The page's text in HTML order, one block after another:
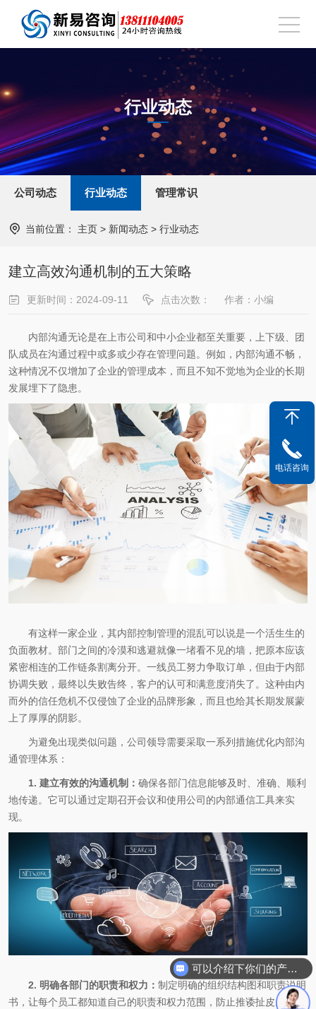
行业动态
公司动态 行业动态 管理常识
当前位置： 主页 > 新闻动态 > 行业动态
建立高效沟通机制的五大策略
更新时间：2024-09-11 点击次数： 作者：小编
内部沟通无论是在上市公司和中小企业都至关重要，上下级、团
队成员在沟通过程中或多或少存在管理问题。例如，内部沟通不畅，
这种情况不仅增加了企业的管理成本，而且不知不觉地为企业的长期
发展埋下了隐患。
有这样一家企业，其内部控制管理的混乱可以说是一个活生生的
负面教材。部门之间的冷漠和逃避就像一堵看不见的墙，把原本应该
紧密相连的工作链条割离分开。一线员工努力争取订单，但由于内部
协调失败，最终以失败告终，客户的认可和满意度消失了。这种由内
而外的信任危机不仅侵蚀了企业的品牌形象，而且也给其长期发展蒙
上了厚厚的阴影。
为避免出现类似问题，公司领导需要采取一系列措施优化内部沟
通管理体系：
1. 建立有效的沟通机制： 确保各部门信息能够及时、准确、顺利
地传递。它可以通过定期召开会议和使用公司的内部通信工具来实
现。
2. 明确各部门的职责和权力： 制定明确的组织结构图和职责说明
书，让每个员工都知道自己的职责和权力范围，防止推诿扯皮。
电话咨询
可以介绍下你们的产品么